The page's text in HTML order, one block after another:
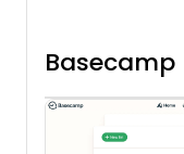
Basecamp